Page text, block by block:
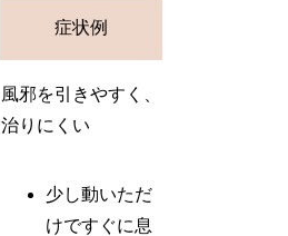
症状例
風邪を引きやすく、
治りにくい
少し動いただ
けですぐに息